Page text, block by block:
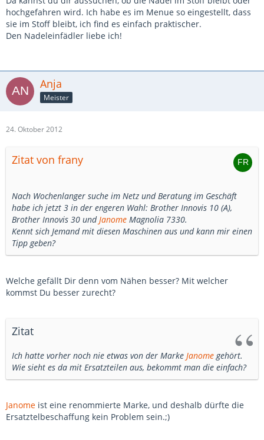
hochgefahren wird. Ich habe es im Menue so eingestellt, dass
sie im Stoff bleibt, ich find es einfach praktischer.
Den Nadeleinfädler liebe ich!
Anja
Meister
24. Oktober 2012
Zitat von frany
Nach Wochenlanger suche im Netz und Beratung im Geschäft
habe ich jetzt 3 in der engeren Wahl: Brother Innovis 10 (A),
Brother Innovis 30 undJanome Magnolia 7330.
Kennt sich Jemand mit diesen Maschinen aus und kann mir einen
Tipp geben?
Welche gefällt Dir denn vom Nähen besser? Mit welcher
kommst Du besser zurecht?
Zitat
Ich hatte vorher noch nie etwas von der Marke Janomegehört.
Wie sieht es da mit Ersatzteilen aus, bekommt man die einfach?
Janome ist eine renommierte Marke, und deshalb dürfte die
Ersatztelbeschaffung kein Problem sein.;)